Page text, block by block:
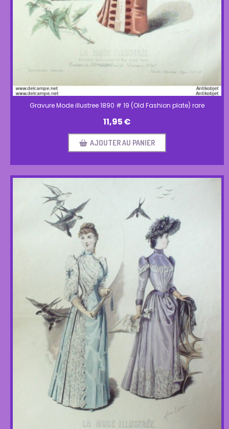
Gravure Mode illustree 1890 # 19 (Old Fashion plate) rare
11,95€
AJOUTER AU PANIER